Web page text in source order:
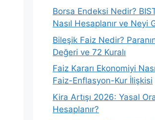
Borsa Endeksi Nedir?
Nasıl Hesaplanır ve Neyi
Bileşik Faiz Nedir?
Değeri ve 72 Kuralı
Faiz Kararı Ekonomiyi
Faiz-Enflasyon-Kur İlişkisi
Kira Artışı 2026: Yasal
Hesaplanır?